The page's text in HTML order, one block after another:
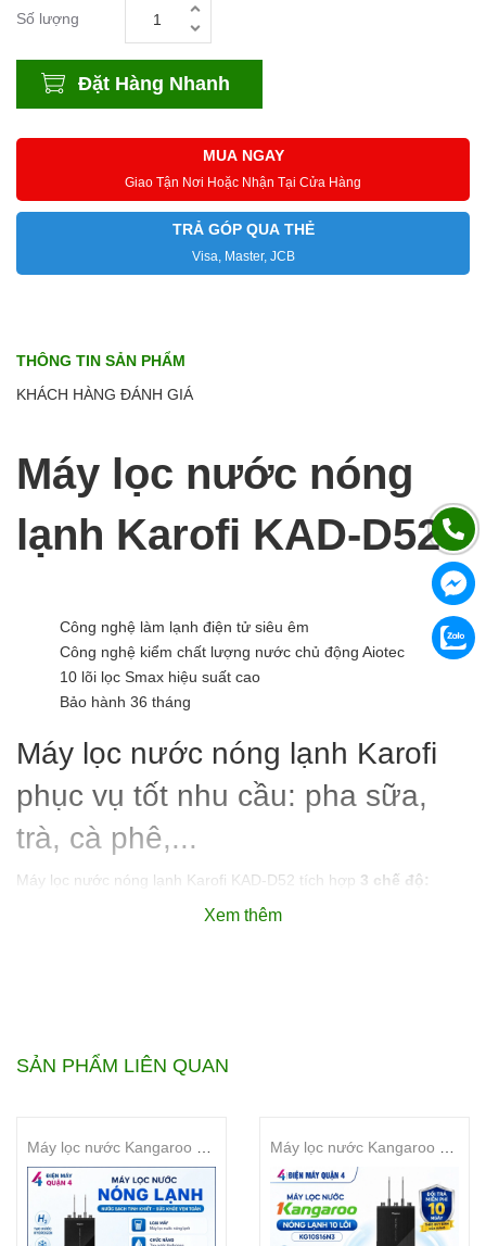
Số lượng
Đặt Hàng Nhanh
MUA NGAY
Giao Tận Nơi Hoặc Nhận Tại Cửa Hàng
TRẢ GÓP QUA THẺ
Visa, Master, JCB
THÔNG TIN SẢN PHẨM
KHÁCH HÀNG ĐÁNH GIÁ
Máy lọc nước nóng
lạnh Karofi KAD-D52
Công nghệ làm lạnh điện tử siêu êm
Công nghệ kiểm chất lượng nước chủ động Aiotec
10 lõi lọc Smax hiệu suất cao
Bảo hành 36 tháng
Máy lọc nước nóng lạnh Karofi
phục vụ tốt nhu cầu: pha sữa,
trà, cà phê,...
Máy lọc nước nóng lạnh Karofi KAD-D52 tích hợp 3 chế độ:
tiện lợi. Với nhiệt độ nước nóng lên đến
nóng lạnh hoạt động êm ái, tối ưu nhu cầu sử dụng một cách
Hệ thống 10 cấp lọc thông minh,
nguồn nước tinh khiết, giàu
Xem thêm
SẢN PHẨM LIÊN QUAN